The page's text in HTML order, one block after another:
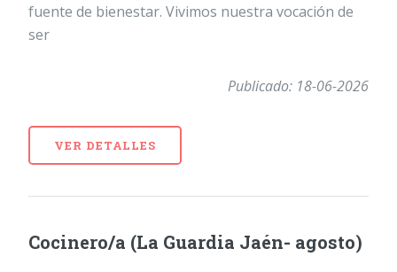
fuente de bienestar. Vivimos nuestra vocación de
ser
Publicado: 18-06-2026
VER DETALLES
Cocinero/a (La Guardia Jaén- agosto)